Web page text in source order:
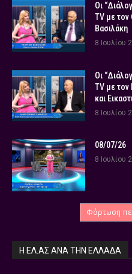
Οι
TV με
Βασιλάκη
8 Ιουλίου
Οι
TV με τον
και
8 Ιουλίου
08/07/26
8 Ιουλίου
Φόρτωση
Η ΕΛ.ΑΣ ΑΝΆ ΤΗΝ ΕΛΛΆΔΑ